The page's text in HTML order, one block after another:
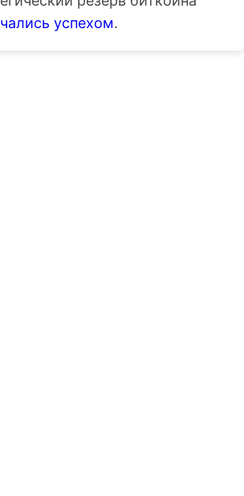
успехом.